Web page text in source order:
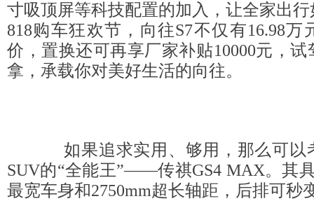
寸吸顶屏等科技配置的加入，让全家出
818购车狂欢节，向往S7不仅有16.98万
价，置换还可再享厂家补贴10000元，
拿，承载你对美好生活的向往。
如果追求实用、够用，那么可以
SUV的“全能王”——传祺GS4 MAX。其
最宽车身和2750mm超长轴距，后排可秒